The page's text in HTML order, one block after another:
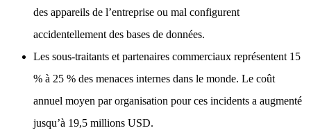
des appareils de l’entreprise ou mal configurent
accidentellement des bases de données.
Les sous-traitants et partenaires commerciaux représentent 15
% à 25 % des menaces internes dans le monde. Le coût
annuel moyen par organisation pour ces incidents a augmenté
jusqu’à 19,5 millions USD.